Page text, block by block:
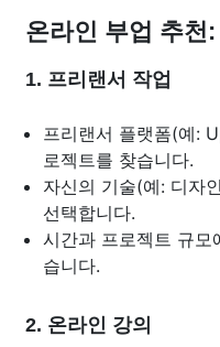
온라인 부업 추천
1. 프리랜서 작업
프리랜서 플랫폼(예:
로젝트를 찾습니다.
자신의 기술(예: 디자
선택합니다.
시간과 프로젝트 규모
습니다.
2. 온라인 강의